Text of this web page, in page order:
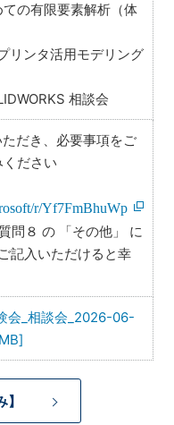
の有限要素解析（体
ンタ活用モデリング
相談会
だき、必要事項をご
ださい
r/Yf7FmBhuWp
問８ の 「その他」 に
記入いただけると幸
会_相談会_2026-06-